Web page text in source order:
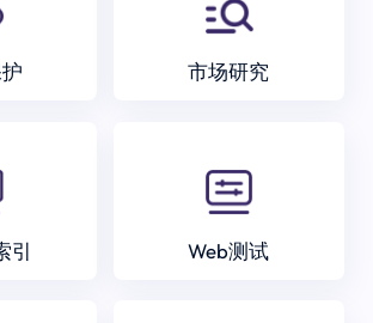
市场研究
引 Web测试